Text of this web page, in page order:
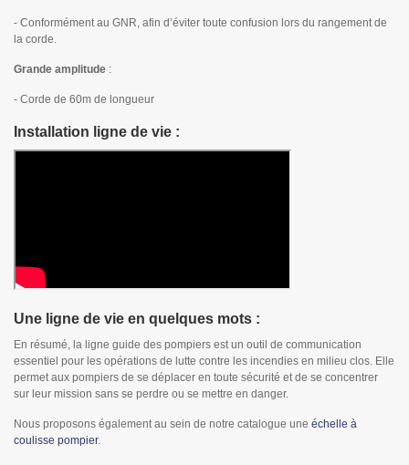
- Conformément au GNR, afin d’éviter toute confusion lors du rangement de
la corde.
Grande amplitude :
- Corde de 60m de longueur
Installation ligne de vie :
Une ligne de vie en quelques mots :
En résumé, la ligne guide des pompiers est un outil de communication
essentiel pour les opérations de lutte contre les incendies en milieu clos. Elle
permet aux pompiers de se déplacer en toute sécurité et de se concentrer
sur leur mission sans se perdre ou se mettre en danger.
Nous proposons également au sein de notre catalogue une échelle à
coulisse pompier.